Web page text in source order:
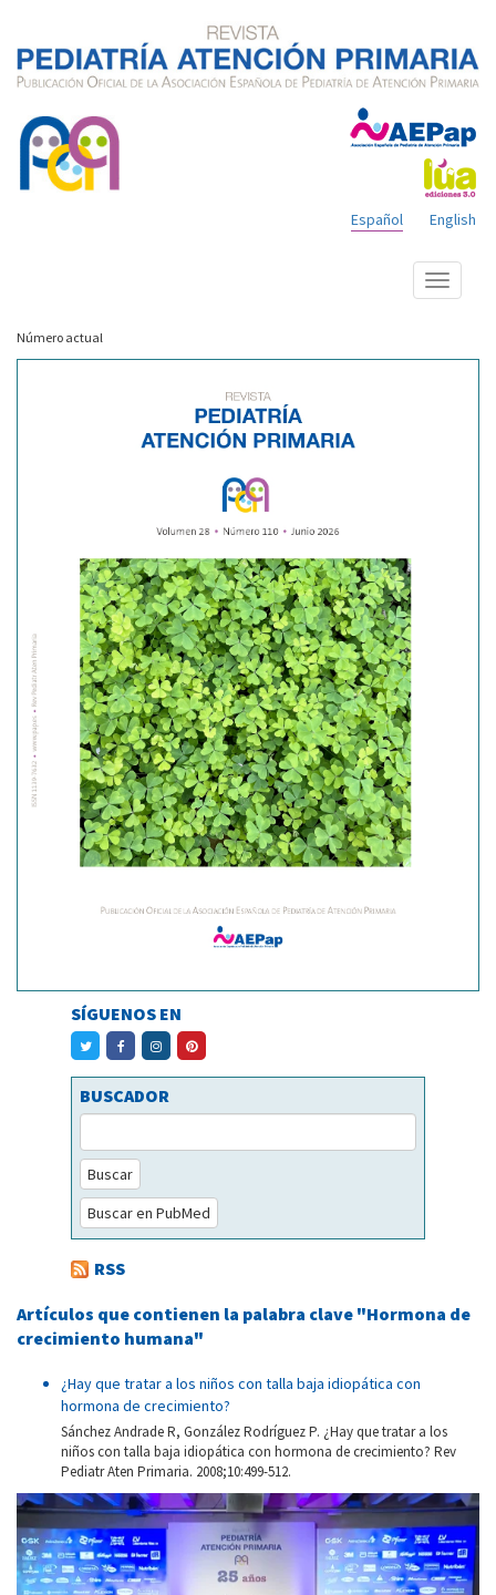
English
Español
Mostrar
menú
Número actual
SÍGUENOS EN
BUSCADOR
Buscar
Buscar en PubMed
RSS
Artículos que contienen la palabra clave "Hormona de
crecimiento humana"
¿Hay que tratar a los niños con talla baja idiopática con
hormona de crecimiento?
Sánchez Andrade R, González Rodríguez P. ¿Hay que tratar a los
niños con talla baja idiopática con hormona de crecimiento? Rev
Pediatr Aten Primaria. 2008;10:499-512.